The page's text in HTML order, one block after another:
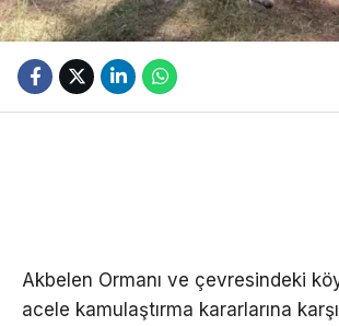
Akbelen Ormanı ve çevresindeki
acele kamulaştırma kararlarına